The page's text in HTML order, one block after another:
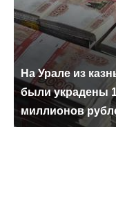
На Урале из
были украдены
миллионов